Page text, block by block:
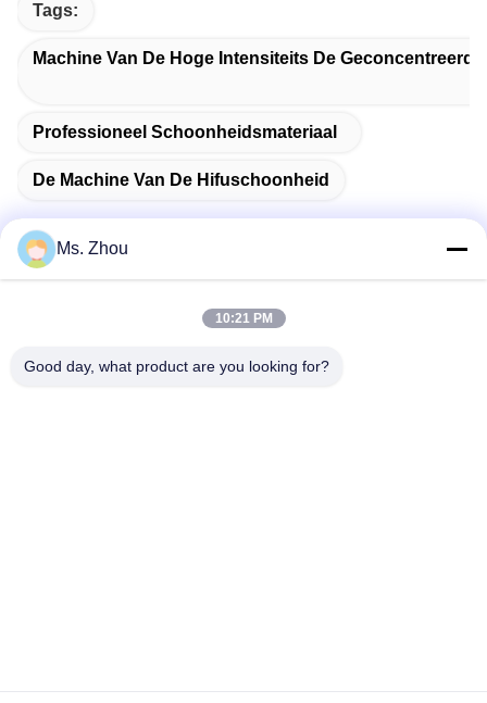
Tags:
Machine Van De Hoge Intensiteits De
Professioneel Schoonheidsmateriaal
De Machine Van De Hifuschoonheid
Adres
Ms. Zhou
10:21 PM
Good day, what product are you looking for?